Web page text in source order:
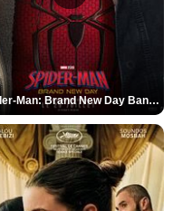
Spider-Man: Brand New Day Bande-annonce VO STFR